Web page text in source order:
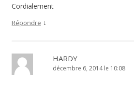
Cordialement
Répondre ↓
HARDY
décembre 6, 2014 le 10:08